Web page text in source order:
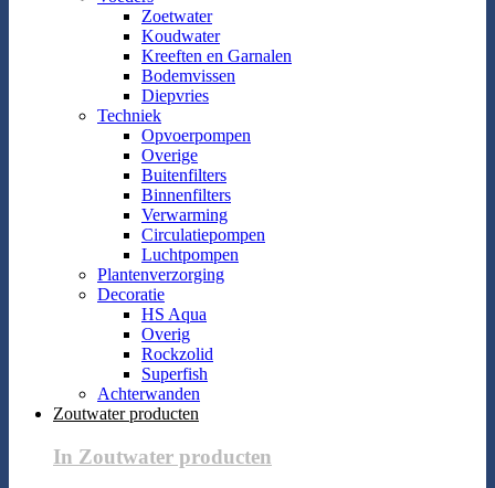
Zoetwater
Koudwater
Kreeften en Garnalen
Bodemvissen
Diepvries
Techniek
Opvoerpompen
Overige
Buitenfilters
Binnenfilters
Verwarming
Circulatiepompen
Luchtpompen
Plantenverzorging
Decoratie
HS Aqua
Overig
Rockzolid
Superfish
Achterwanden
Zoutwater producten
In Zoutwater producten